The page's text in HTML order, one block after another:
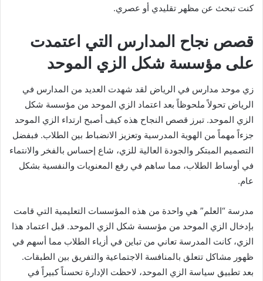
كنت تبحث عن مظهر تقليدي أو عصري.
قصص نجاح المدارس التي اعتمدت
على مؤسسة شكل الزي الموحد
زي موحد مدارس في الرياض لقد شهدت العديد من المدارس في
الرياض تحولاً ملحوظاً بعد اعتماد الزي الموحد من مؤسسة شكل
الزي الموحد. تبرز قصص النجاح هذه كيف أصبح ارتداء الزي الموحد
جزءاً مهماً من الهوية المدرسية وتعزيز الانضباط بين الطلاب. فبفضل
التصميم المبتكر والجودة العالية للزي، شاع إحساس بالفخر والانتماء
في أوساط الطلاب، مما ساهم في رفع المعنويات والنفسية بشكل
عام.
مدرسة “العلم” هي واحدة من هذه المؤسسات التعليمية التي قامت
بإدخال الزي الموحد من مؤسسة شكل الزي الموحد. قبل اعتماد هذا
الزي، كانت المدرسة تعاني من تباين في أزياء الطلاب مما أسهم في
ظهور مشاكل تتعلق بالمنافسة الاجتماعية والتفريق بين الطبقات.
بعد تطبيق سياسة الزي الموحد، لاحظت الإدارة تحسناً كبيراً في